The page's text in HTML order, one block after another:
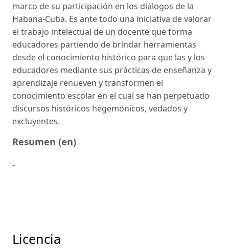
marco de su participación en los diálogos de la
Habana-Cuba. Es ante todo una iniciativa de valorar
el trabajo intelectual de un docente que forma
educadores partiendo de brindar herramientas
desde el conocimiento histórico para que las y los
educadores mediante sus prácticas de enseñanza y
aprendizaje renueven y transformen el
conocimiento escolar en el cual se han perpetuado
discursos históricos hegemónicos, vedados y
excluyentes.
Resumen (en)
-
Licencia